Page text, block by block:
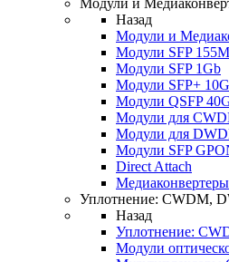
Модули и
Назад
Модули и
Модули SFP
Модули SFP 1Gb
Модули SFP+
Модули QSFP
Модули для
Модули для
Модули SFP
Direct Attach
Медиаконвертеры
Уплотнение: CWDM,
Назад
Уплотнение:
Модули